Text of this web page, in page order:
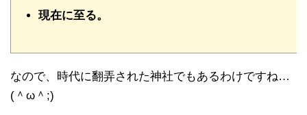
現在に至る。
なので、時代に翻弄された神社でもあるわけですね…
(＾ω＾;)